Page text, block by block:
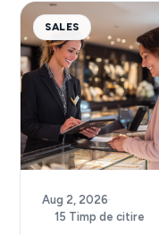
SALES
Aug 2, 2026·
15 Timp de citire